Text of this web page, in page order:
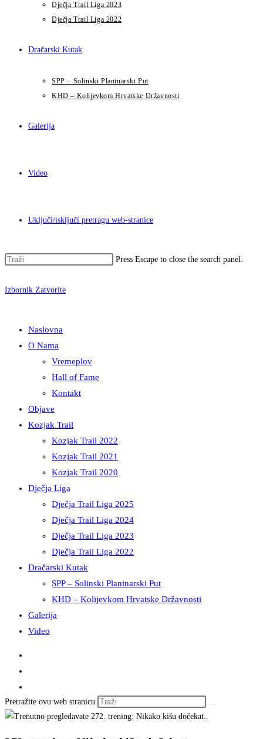
Dječja Trail Liga 2023
Dječja Trail Liga 2022
Dračarski Kutak
SPP – Solinski Planinarski Put
KHD – Kolijevkom Hrvatske Državnosti
Galerija
Video
Uključi/isključi pretragu web-stranice
Press Escape to close the search panel.
Izbornik Zatvorite
Naslovna
O Nama
Vremeplov
Hall of Fame
Kontakt
Objave
Kozjak Trail
Kozjak Trail 2022
Kozjak Trail 2021
Kozjak Trail 2020
Dječja Liga
Dječja Trail Liga 2025
Dječja Trail Liga 2024
Dječja Trail Liga 2023
Dječja Trail Liga 2022
Dračarski Kutak
SPP – Solinski Planinarski Put
KHD – Kolijevkom Hrvatske Državnosti
Galerija
Video
Pretražite ovu web stranicu